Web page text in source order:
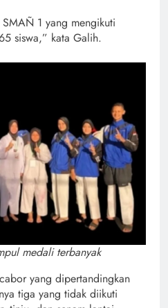
1 yang mengikuti
siswa,” kata Galih.
medali terbanyak
yang dipertandingkan
tiga yang tidak diikuti